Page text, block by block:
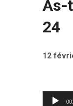
As-
24
12
Lecteur